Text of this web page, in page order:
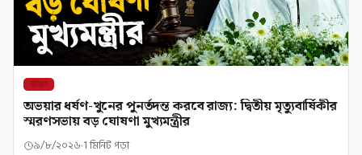
রাজ্য
অভয়ার ধর্ষণ-খুনের পুনর্তদন্ত করবে রাজ্য: দ্বিতীয় মৃত্যুবার্ষিকীর
স্মরণসভায় বড় ঘোষণা মুখ্যমন্ত্রীর
৯/৮/২০২৬ 1 মিনিট পড়া